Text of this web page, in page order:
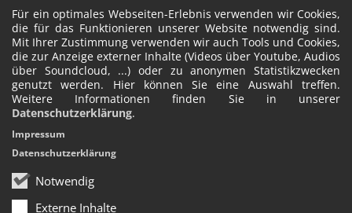
Für ein optimales Webseiten-Erlebnis verwenden wir Cookies,
die für das Funktionieren unserer Website notwendig sind.
Mit Ihrer Zustimmung verwenden wir auch Tools und Cookies,
die zur Anzeige externer Inhalte (Videos über Youtube, Audios
über Soundcloud, ...) oder zu anonymen Statistikzwecken
genutzt werden. Hier können Sie eine Auswahl treffen.
Weitere Informationen finden Sie in unserer
Datenschutzerklärung.
Notwendig
Externe Inhalte
Impressum
Datenschutzerklärung